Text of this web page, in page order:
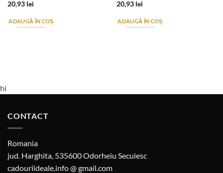
20,93 lei
ADAUGĂ ÎN COȘ
20,93 lei
ADAUGĂ ÎN COȘ
hi
CONTACT
Romania
jud. Harghita, 535600 Odorheiu Secuiesc
cadouriideale.info @ gmail.com